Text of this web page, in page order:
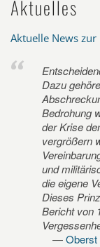
Aktuelles
Aktuelle News
Dazu
Bedrohung
der Krise
vergrößern
und
die eigene
Dieses
Bericht von
Oberst